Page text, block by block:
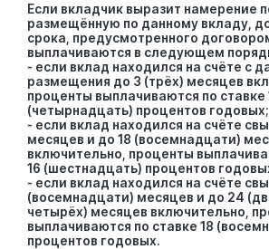
Если вкладчик выразит намерение
размещённую по данному вкладу,
срока, предусмотренного
выплачиваются в следующем
- если вклад находился на счёте с
размещения до 3 (трёх) месяцев
проценты выплачиваются по ставке
(четырнадцать) процентов годовых;
- если вклад находился на счёте
месяцев и до 18 (восемнадцати)
включительно, проценты
16 (шестнадцать) процентов
- если вклад находился на счёте
(восемнадцати) месяцев и до 24
четырёх) месяцев включительно,
выплачиваются по ставке 18
процентов годовых.